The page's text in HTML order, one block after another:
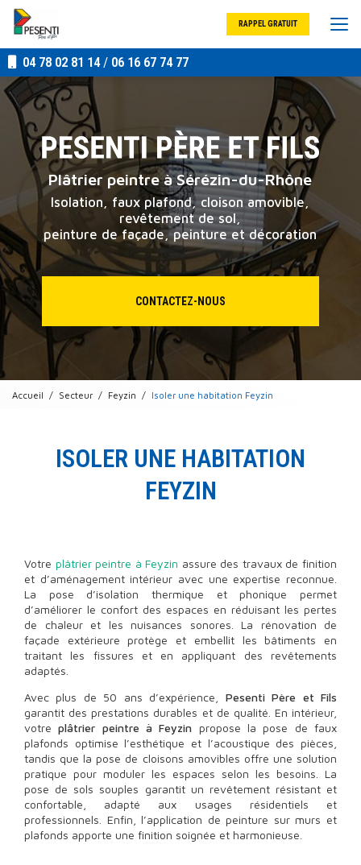
Aller
contenu
principal
04 78 02 81 14/ 06 16 67 74 77
RAPPEL GRATUIT
Plâtrier peintre à Sérézin-du-Rhône
Isolation, faux plafond, cloison amovible,
revêtement de sol,
peinture de façade, peinture et décoration
CONTACTEZ-NOUS
Accueil Secteur Feyzin Isoler une habitation Feyzin
ISOLER UNE HABITATION
FEYZIN
Votre plâtrier peintre à Feyzin assure des travaux de finition
et d’aménagement intérieur avec une expertise reconnue.
La pose d’isolation thermique et phonique permet
d’améliorer le confort des espaces en réduisant les pertes
de chaleur et les nuisances sonores. La rénovation de
façade extérieure protège et embellit les bâtiments en
traitant les fissures et en appliquant des revêtements
adaptés.
Avec plus de 50 ans d’expérience, Pesenti Père et Fils
garantit des prestations durables et de qualité. En intérieur,
votreplâtrier peintre à Feyzin propose la pose de faux
plafonds optimise l’esthétique et l’acoustique des pièces,
tandis que la pose de cloisons amovibles offre une solution
pratique pour moduler les espaces selon les besoins. La
pose de sols souples garantit un revêtement résistant et
confortable, adapté aux usages résidentiels et
professionnels. Enfin, l’application de peinture sur murs et
plafonds apporte une finition soignée et harmonieuse.